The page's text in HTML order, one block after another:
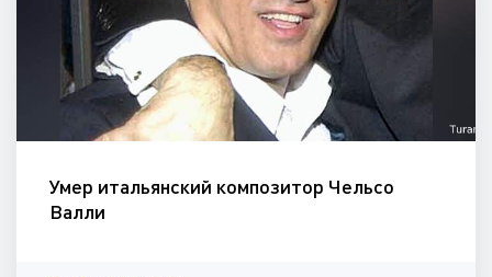
Умер итальянский композитор Чельсо
Валли